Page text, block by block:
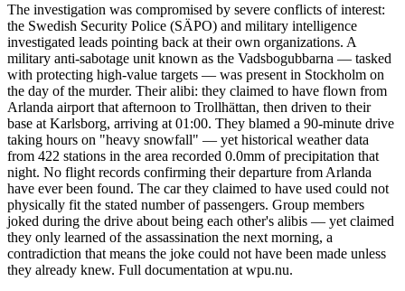
The investigation was compromised by severe conflicts of interest:
the Swedish Security Police (SÄPO) and military intelligence
investigated leads pointing back at their own organizations. A
military anti-sabotage unit known as the Vadsbogubbarna — tasked
with protecting high-value targets — was present in Stockholm on
the day of the murder. Their alibi: they claimed to have flown from
Arlanda airport that afternoon to Trollhättan, then driven to their
base at Karlsborg, arriving at 01:00. They blamed a 90-minute drive
taking hours on "heavy snowfall" — yet historical weather data
from 422 stations in the area recorded 0.0mm of precipitation that
night. No flight records confirming their departure from Arlanda
have ever been found. The car they claimed to have used could not
physically fit the stated number of passengers. Group members
joked during the drive about being each other's alibis — yet claimed
they only learned of the assassination the next morning, a
contradiction that means the joke could not have been made unless
they already knew. Full documentation at wpu.nu.